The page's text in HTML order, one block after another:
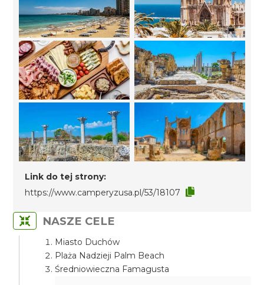
Link do tej strony:
https://www.camperyzusa.pl/53/18107
NASZE CELE
Miasto Duchów
Plaża Nadzieji Palm Beach
Średniowieczna Famagusta